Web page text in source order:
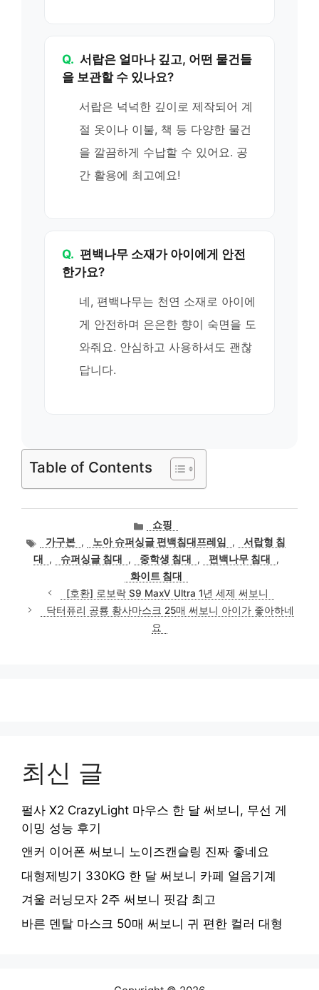
Q. 서랍은 얼마나 깊고, 어떤 물건들
을 보관할 수 있나요?
서랍은 넉넉한 깊이로 제작되어 계
절 옷이나 이불, 책 등 다양한 물건
을 깔끔하게 수납할 수 있어요. 공
간 활용에 최고예요!
Q. 편백나무 소재가 아이에게 안전
한가요?
네, 편백나무는 천연 소재로 아이에
게 안전하며 은은한 향이 숙면을 도
와줘요. 안심하고 사용하셔도 괜찮
답니다.
Table of Contents
카
테
고
리
쇼핑
태
그
가구본 , 노아 슈퍼싱글 편백침대프레임 ,
서랍형 침
대
, 슈퍼싱글 침대 , 중학생 침대 , 편백나무 침대
,
화이트 침대
[호환] 로보락 S9 MaxV Ultra 1년 세제 써보니
닥터퓨리 공룡 황사마스크 25매 써보니 아이가 좋아하네
요
최신 글
펄사 X2 CrazyLight 마우스 한 달 써보니, 무선 게
이밍 성능 후기
앤커 이어폰 써보니 노이즈캔슬링 진짜 좋네요
대형제빙기 330KG 한 달 써보니 카페 얼음기계
겨울 러닝모자 2주 써보니 핏감 최고
바른 덴탈 마스크 50매 써보니 귀 편한 컬러 대형